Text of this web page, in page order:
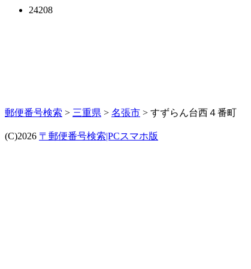
24208
郵便番号検索 > 三重県 > 名張市 > すずらん台西４番町
(C)2026 〒郵便番号検索|PCスマホ版